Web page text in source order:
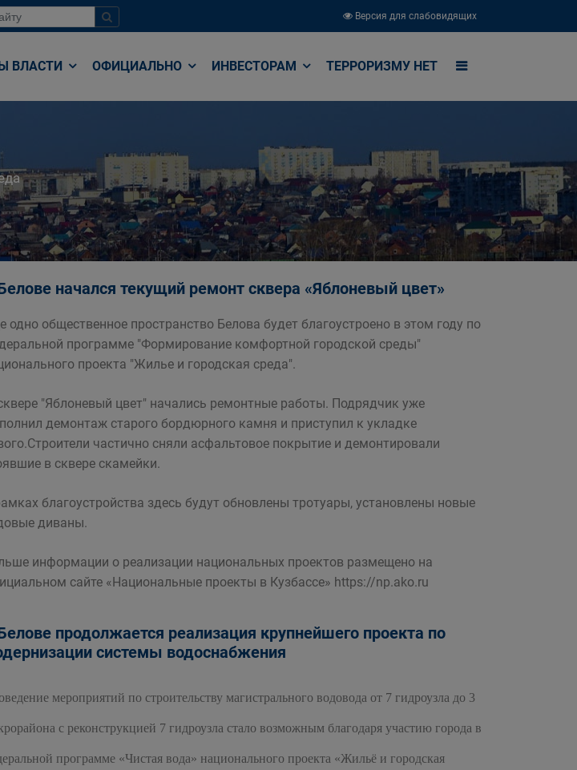
Версия для слабовидящих
ВЛАСТИ ОФИЦИАЛЬНО ИНВЕСТОРАМ ТЕРРОРИЗМУ НЕТ
начался текущий ремонт сквера «Яблоневый цвет»
одно общественное пространство Белова будет благоустроено в этом году по
программе "Формирование комфортной городской среды"
проекта "Жилье и городская среда".
"Яблоневый цвет" начались ремонтные работы. Подрядчик уже
демонтаж старого бордюрного камня и приступил к укладке
частично сняли асфальтовое покрытие и демонтировали
в сквере скамейки.
благоустройства здесь будут обновлены тротуары, установлены новые
диваны.
информации о реализации национальных проектов размещено на
сайте «Национальные проекты в Кузбассе» https://np.ako.ru
продолжается реализация крупнейшего проекта по
системы водоснабжения
мероприятий по строительству магистрального водовода от 7 гидроузла до 3
с реконструкцией 7 гидроузла стало возможным благодаря участию города в
программе «Чистая вода» национального проекта «Жильё и городская